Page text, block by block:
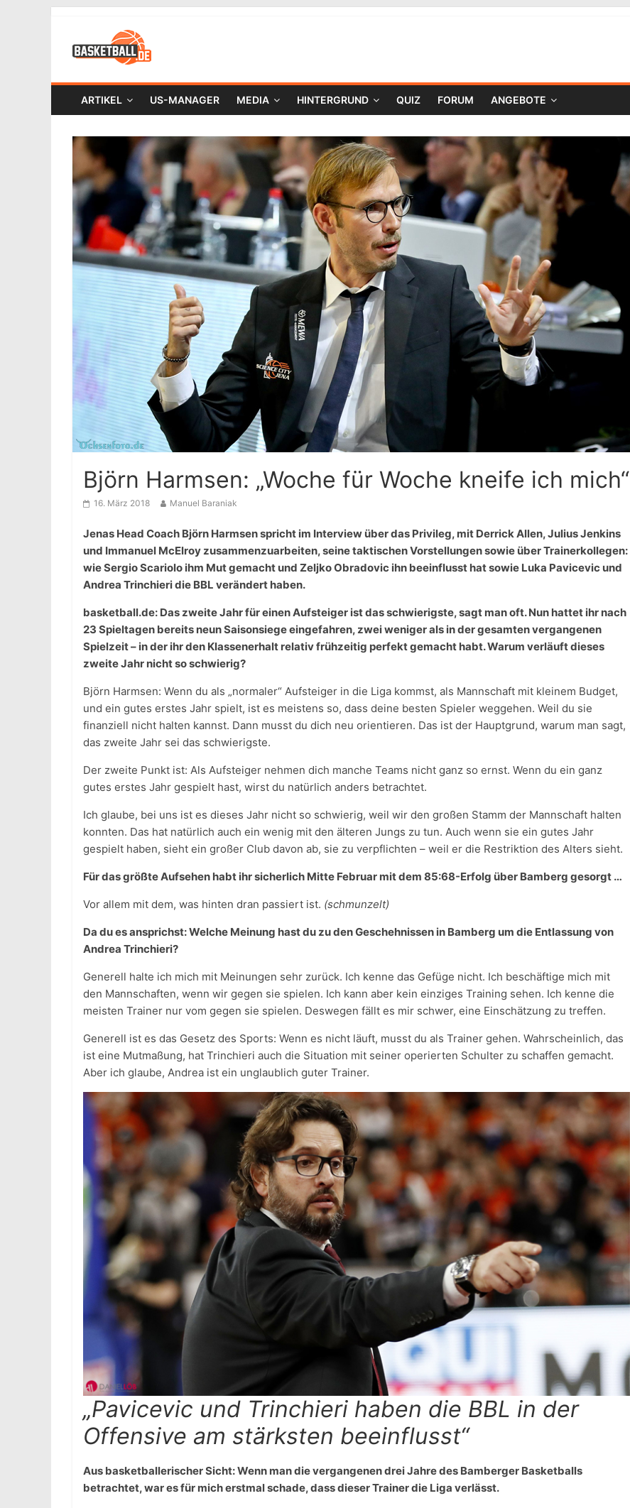
ARTIKEL US-MANAGER MEDIA HINTERGRUND QUIZ FORUM ANGEBOTE
Björn Harmsen: „Woche für Woche kneife ich mich“
16. März 2018 Manuel Baraniak
Jenas Head Coach Björn Harmsen spricht im Interview über das Privileg, mit Derrick Allen, Julius Jenkins
und Immanuel McElroy zusammenzuarbeiten, seine taktischen Vorstellungen sowie über Trainerkollegen:
wie Sergio Scariolo ihm Mut gemacht und Zeljko Obradovic ihn beeinflusst hat sowie Luka Pavicevic und
Andrea Trinchieri die BBL verändert haben.
basketball.de: Das zweite Jahr für einen Aufsteiger ist das schwierigste, sagt man oft. Nun hattet ihr nach
23 Spieltagen bereits neun Saisonsiege eingefahren, zwei weniger als in der gesamten vergangenen
Spielzeit – in der ihr den Klassenerhalt relativ frühzeitig perfekt gemacht habt. Warum verläuft dieses
zweite Jahr nicht so schwierig?
Björn Harmsen: Wenn du als „normaler“ Aufsteiger in die Liga kommst, als Mannschaft mit kleinem Budget,
und ein gutes erstes Jahr spielt, ist es meistens so, dass deine besten Spieler weggehen. Weil du sie
finanziell nicht halten kannst. Dann musst du dich neu orientieren. Das ist der Hauptgrund, warum man sagt,
das zweite Jahr sei das schwierigste.
Der zweite Punkt ist: Als Aufsteiger nehmen dich manche Teams nicht ganz so ernst. Wenn du ein ganz
gutes erstes Jahr gespielt hast, wirst du natürlich anders betrachtet.
Ich glaube, bei uns ist es dieses Jahr nicht so schwierig, weil wir den großen Stamm der Mannschaft halten
konnten. Das hat natürlich auch ein wenig mit den älteren Jungs zu tun. Auch wenn sie ein gutes Jahr
gespielt haben, sieht ein großer Club davon ab, sie zu verpflichten – weil er die Restriktion des Alters sieht.
Für das größte Aufsehen habt ihr sicherlich Mitte Februar mit dem 85:68-Erfolg über Bamberg gesorgt …
Vor allem mit dem, was hinten dran passiert ist. (schmunzelt)
Da du es ansprichst: Welche Meinung hast du zu den Geschehnissen in Bamberg um die Entlassung von
Andrea Trinchieri?
Generell halte ich mich mit Meinungen sehr zurück. Ich kenne das Gefüge nicht. Ich beschäftige mich mit
den Mannschaften, wenn wir gegen sie spielen. Ich kann aber kein einziges Training sehen. Ich kenne die
meisten Trainer nur vom gegen sie spielen. Deswegen fällt es mir schwer, eine Einschätzung zu treffen.
Generell ist es das Gesetz des Sports: Wenn es nicht läuft, musst du als Trainer gehen. Wahrscheinlich, das
ist eine Mutmaßung, hat Trinchieri auch die Situation mit seiner operierten Schulter zu schaffen gemacht.
Aber ich glaube, Andrea ist ein unglaublich guter Trainer.
„Pavicevic und Trinchieri haben die BBL in der
Offensive am stärksten beeinflusst“
Aus basketballerischer Sicht: Wenn man die vergangenen drei Jahre des Bamberger Basketballs
betrachtet, war es für mich erstmal schade, dass dieser Trainer die Liga verlässt.